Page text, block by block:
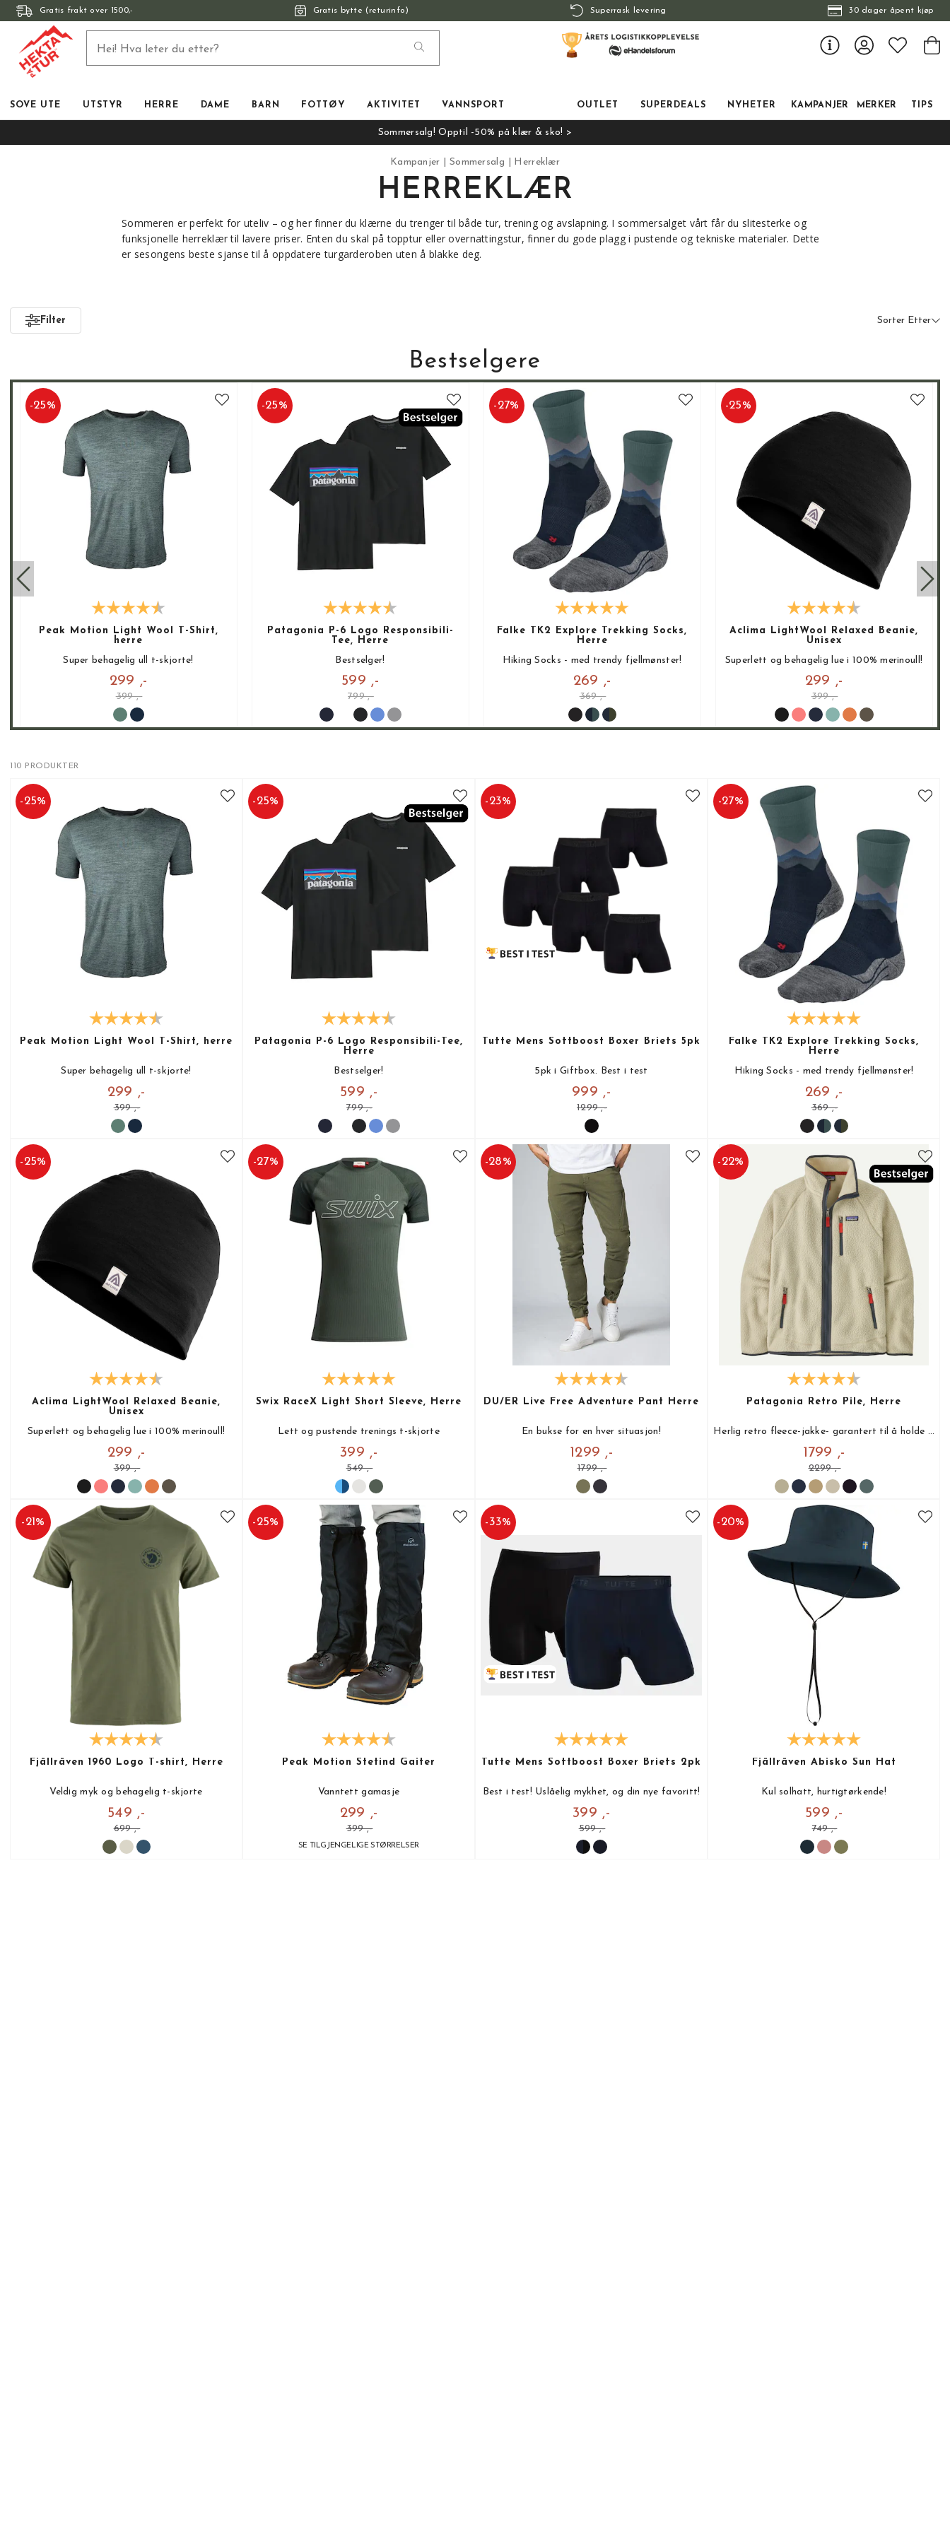
Gratis frakt over 1500,- Gratis bytte (returinfo) Superrask levering 30 dager åpent kjøp
SOVE UTE UTSTYR HERRE DAME BARN FOTTØY AKTIVITET VANNSPORT OUTLET SUPERDEALS NYHETER KAMPANJER MERKER TIPS
Sommersalg! Opptil -50% på klær & sko! >
Kampanjer Sommersalg Herreklær
HERREKLÆR
Sommeren er perfekt for uteliv – og her finner du klærne du trenger til både tur, trening og avslapning. I sommersalget vårt får du slitesterke og
funksjonelle herreklær til lavere priser. Enten du skal på topptur eller overnattingstur, finner du gode plagg i pustende og tekniske materialer. Dette
er sesongens beste sjanse til å oppdatere turgarderoben uten å blakke deg.
Filter Sorter Etter
Bestselgere
-25%
Peak Motion Light Wool T-Shirt,
herre
Super behagelig ull t-skjorte!
299 ,-
399 ,-
-25%
Patagonia P-6 Logo Responsibili-
Tee, Herre
Bestselger!
599 ,-
799 ,-
-27%
Falke TK2 Explore Trekking Socks,
Herre
Hiking Socks - med trendy fjellmønster!
269 ,-
369 ,-
-25%
Aclima LightWool Relaxed Beanie,
Unisex
Superlett og behagelig lue i 100% merinoull!
299 ,-
399 ,-
110 PRODUKTER
-25%
Peak Motion Light Wool T-Shirt, herre
Super behagelig ull t-skjorte!
299 ,-
399 ,-
-25%
Patagonia P-6 Logo Responsibili-Tee,
Herre
Bestselger!
599 ,-
799 ,-
-23%
Tufte Mens Softboost Boxer Briefs 5pk
5pk i Giftbox. Best i test
999 ,-
1299 ,-
-27%
Falke TK2 Explore Trekking Socks,
Herre
Hiking Socks - med trendy fjellmønster!
269 ,-
369 ,-
-25%
Aclima LightWool Relaxed Beanie,
Unisex
Superlett og behagelig lue i 100% merinoull!
299 ,-
399 ,-
-27%
Swix RaceX Light Short Sleeve, Herre
Lett og pustende trenings t-skjorte
399 ,-
549 ,-
-28%
DU/ER Live Free Adventure Pant Herre
En bukse for en hver situasjon!
1299 ,-
1799 ,-
-22%
Patagonia Retro Pile, Herre
Herlig retro fleece-jakke- garantert til å holde deg varm!
1799 ,-
2299 ,-
-21 %
Fjällräven 1960 Logo T-shirt, Herre
Veldig myk og behagelig t-skjorte
549 ,-
699 ,-
-25%
Peak Motion Stetind Gaiter
Vanntett gamasje
299 ,-
399 ,-
SE TILGJENGELIGE STØRRELSER
-33%
Tufte Mens Softboost Boxer Briefs 2pk
Best i test! Uslåelig mykhet, og din nye favoritt!
399 ,-
599 ,-
-20%
Fjällräven Abisko Sun Hat
Kul solhatt, hurtigtørkende!
599 ,-
749 ,-